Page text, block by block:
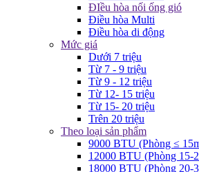
ĐIều hòa nối ống gió
Điều hòa Multi
Điều hòa di động
Mức giá
Dưới 7 triệu
Từ 7 - 9 triệu
Từ 9 - 12 triệu
Từ 12- 15 triệu
Từ 15- 20 triệu
Trên 20 triệu
Theo loại sản phẩm
9000 BTU (Phòng ≤
12000 BTU (Phòng 15-
18000 BTU (Phòng 20-